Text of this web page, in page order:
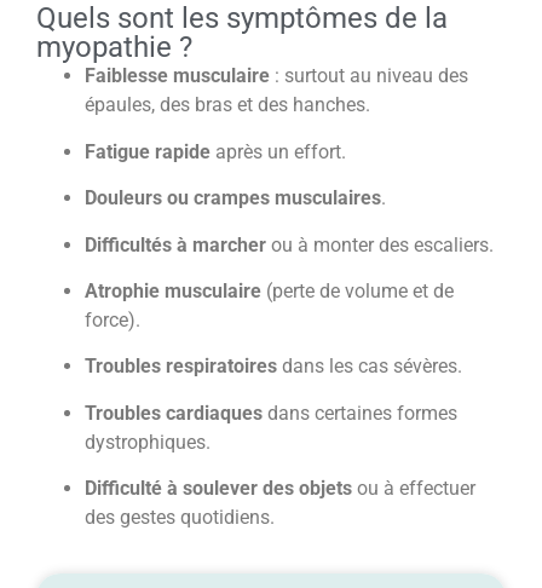
Quels sont les symptômes de la
myopathie ?
Faiblesse musculaire : surtout au niveau des
épaules, des bras et des hanches.
Fatigue rapide après un effort.
Douleurs ou crampes musculaires.
Difficultés à marcher ou à monter des escaliers.
Atrophie musculaire (perte de volume et de
force).
Troubles respiratoires dans les cas sévères.
Troubles cardiaques dans certaines formes
dystrophiques.
Difficulté à soulever des objets ou à effectuer
des gestes quotidiens.